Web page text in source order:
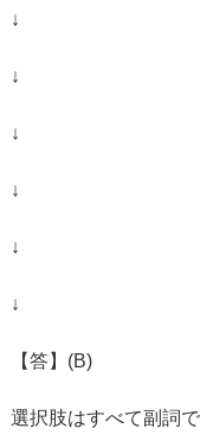
↓
↓
↓
↓
↓
↓
【答】(B)
選択肢はすべて副詞